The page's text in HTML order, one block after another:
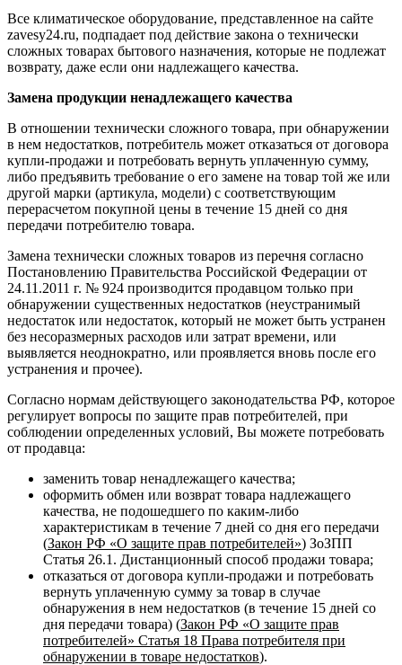
Все климатическое оборудование, представленное на сайте
zavesy24.ru, подпадает под действие закона о технически
сложных товарах бытового назначения, которые не подлежат
возврату, даже если они надлежащего качества.
Замена продукции ненадлежащего качества
В отношении технически сложного товара, при обнаружении
в нем недостатков, потребитель может отказаться от договора
купли-продажи и потребовать вернуть уплаченную сумму,
либо предъявить требование о его замене на товар той же или
другой марки (артикула, модели) с соответствующим
перерасчетом покупной цены в течение 15 дней со дня
передачи потребителю товара.
Замена технически сложных товаров из перечня согласно
Постановлению Правительства Российской Федерации от
24.11.2011 г. № 924 производится продавцом только при
обнаружении существенных недостатков (неустранимый
недостаток или недостаток, который не может быть устранен
без несоразмерных расходов или затрат времени, или
выявляется неоднократно, или проявляется вновь после его
устранения и прочее).
Согласно нормам действующего законодательства РФ, которое
регулирует вопросы по защите прав потребителей, при
соблюдении определенных условий, Вы можете потребовать
от продавца:
заменить товар ненадлежащего качества;
оформить обмен или возврат товара надлежащего
качества, не подошедшего по каким-либо
характеристикам в течение 7 дней со дня его передачи
(Закон РФ «О защите прав потребителей») ЗоЗПП
Статья 26.1. Дистанционный способ продажи товара;
отказаться от договора купли-продажи и потребовать
вернуть уплаченную сумму за товар в случае
обнаружения в нем недостатков (в течение 15 дней со
дня передачи товара) (Закон РФ «О защите прав
потребителей» Статья 18 Права потребителя при
обнаружении в товаре недостатков).